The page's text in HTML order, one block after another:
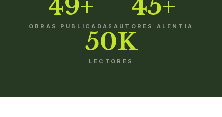
49+
OBRAS PUBLICADAS
45+
AUTORES ALENTIA
50K
LECTORES